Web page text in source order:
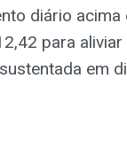
diário acima
para
em